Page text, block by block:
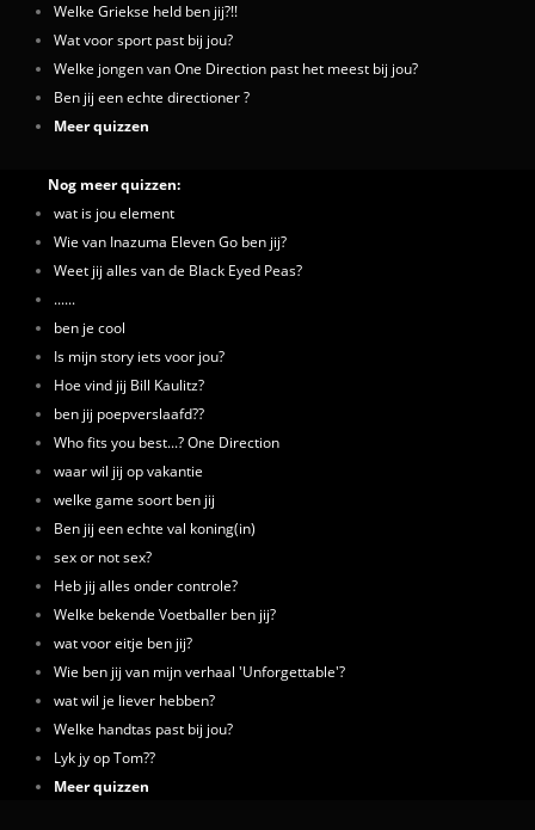
Welke Griekse held ben jij?!!
Wat voor sport past bij jou?
Welke jongen van One Direction past het meest bij jou?
Ben jij een echte directioner ?
Meer quizzen
Nog meer quizzen:
wat is jou element
Wie van Inazuma Eleven Go ben jij?
Weet jij alles van de Black Eyed Peas?
......
ben je cool
Is mijn story iets voor jou?
Hoe vind jij Bill Kaulitz?
ben jij poepverslaafd??
Who fits you best...? One Direction
waar wil jij op vakantie
welke game soort ben jij
Ben jij een echte val koning(in)
sex or not sex?
Heb jij alles onder controle?
Welke bekende Voetballer ben jij?
wat voor eitje ben jij?
Wie ben jij van mijn verhaal 'Unforgettable'?
wat wil je liever hebben?
Welke handtas past bij jou?
Lyk jy op Tom??
Meer quizzen